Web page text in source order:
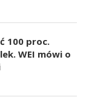
100 proc.
WEI mówi o